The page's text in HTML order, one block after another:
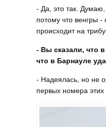
- Да, это так.
потому что венгры
происходит на
- Вы сказали, что
что в Барнауле
- Надеялась, но не
первых номера